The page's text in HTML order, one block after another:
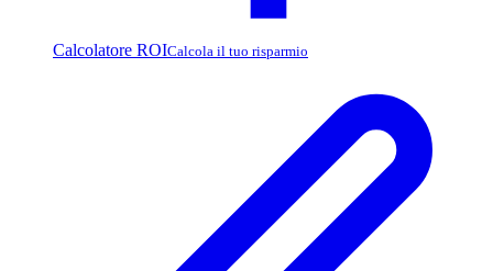
Calcolatore ROICalcola il tuo risparmio